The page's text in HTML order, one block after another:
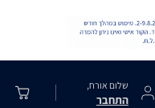
שלום אורח,
התחבר